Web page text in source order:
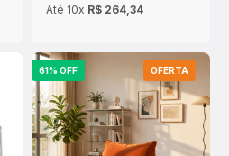
Até 10x R$ 264,34
61% OFF OFERTA